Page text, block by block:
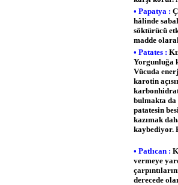
• Papatya :
hâlinde
söktürücü
madde
• Patates :
Yorgunluğa
Vücuda
karotin
bulmakta da
patatesin
kazımak
kaybediyor.
• Patlıcan :
vermeye
derecede